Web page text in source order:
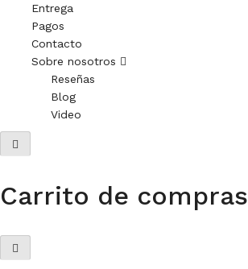
Entrega
Pagos
Contacto
Sobre nosotros
Reseñas
Blog
Video
Carrito de compras